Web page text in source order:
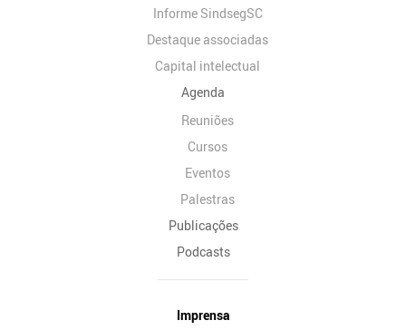
Informe SindsegSC
Destaque associadas
Capital intelectual
Agenda
Reuniões
Cursos
Eventos
Palestras
Publicações
Podcasts
Imprensa